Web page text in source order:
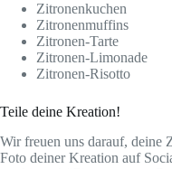
Zitronenkuchen
Zitronenmuffins
Zitronen-Tarte
Zitronen-Limonade
Zitronen-Risotto
Teile deine Kreation!
Wir freuen uns darauf, deine
Foto deiner Kreation auf